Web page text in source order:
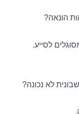
הונאה?
לסייע.
לא נכונה?